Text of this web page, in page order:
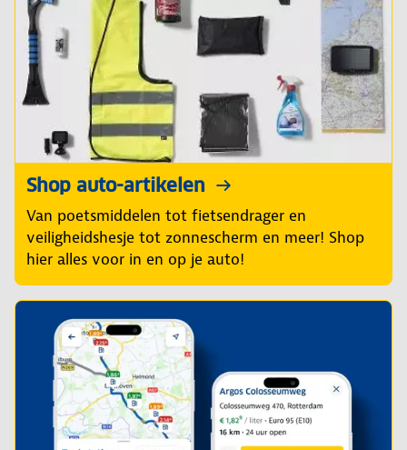
Shop auto-artikelen
Van poetsmiddelen tot fietsendrager en
veiligheidshesje tot zonnescherm en meer! Shop
hier alles voor in en op je auto!